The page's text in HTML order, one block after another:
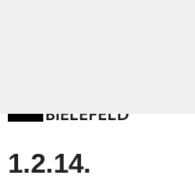
1.2.14.